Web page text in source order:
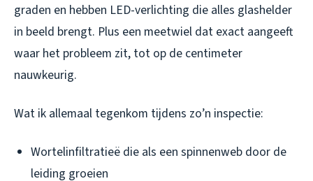
graden en hebben LED-verlichting die alles glashelder
in beeld brengt. Plus een meetwiel dat exact aangeeft
waar het probleem zit, tot op de centimeter
nauwkeurig.
Wat ik allemaal tegenkom tijdens zo’n inspectie:
Wortelinfiltratieë die als een spinnenweb door de
leiding groeien